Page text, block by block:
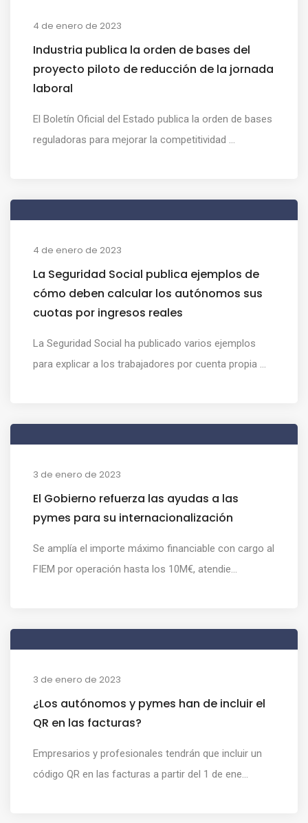
4 de enero de 2023
Industria publica la orden de bases del
proyecto piloto de reducción de la jornada
laboral
El Boletín Oficial del Estado publica la orden de bases
reguladoras para mejorar la competitividad ...
4 de enero de 2023
La Seguridad Social publica ejemplos de
cómo deben calcular los autónomos sus
cuotas por ingresos reales
La Seguridad Social ha publicado varios ejemplos
para explicar a los trabajadores por cuenta propia ...
3 de enero de 2023
El Gobierno refuerza las ayudas a las
pymes para su internacionalización
Se amplía el importe máximo financiable con cargo al
FIEM por operación hasta los 10M€, atendie...
3 de enero de 2023
¿Los autónomos y pymes han de incluir el
QR en las facturas?
Empresarios y profesionales tendrán que incluir un
código QR en las facturas a partir del 1 de ene...